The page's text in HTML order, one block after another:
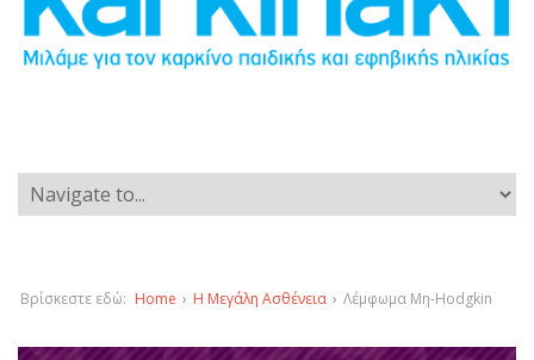
Βρίσκεστε εδώ: Home › Η Μεγάλη Ασθένεια › Λέμφωμα Μη-Hodgkin